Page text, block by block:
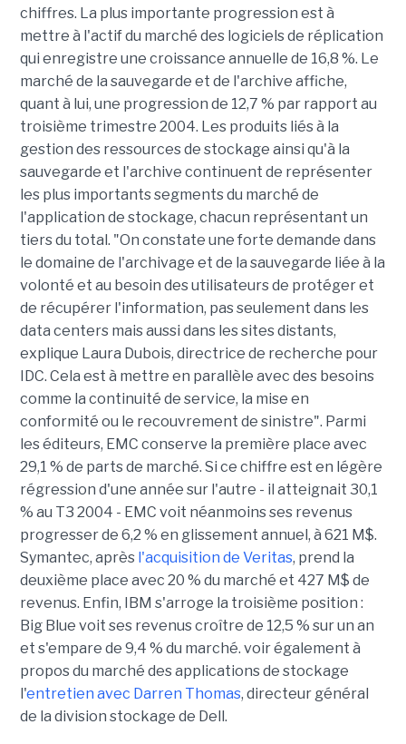
chiffres. La plus importante progression est à
mettre à l'actif du marché des logiciels de réplication
qui enregistre une croissance annuelle de 16,8 %. Le
marché de la sauvegarde et de l'archive affiche,
quant à lui, une progression de 12,7 % par rapport au
troisième trimestre 2004. Les produits liés à la
gestion des ressources de stockage ainsi qu'à la
sauvegarde et l'archive continuent de représenter
les plus importants segments du marché de
l'application de stockage, chacun représentant un
tiers du total. "On constate une forte demande dans
le domaine de l'archivage et de la sauvegarde liée à la
volonté et au besoin des utilisateurs de protéger et
de récupérer l'information, pas seulement dans les
data centers mais aussi dans les sites distants,
explique Laura Dubois, directrice de recherche pour
IDC. Cela est à mettre en parallèle avec des besoins
comme la continuité de service, la mise en
conformité ou le recouvrement de sinistre". Parmi
les éditeurs, EMC conserve la première place avec
29,1 % de parts de marché. Si ce chiffre est en légère
régression d'une année sur l'autre - il atteignait 30,1
% au T3 2004 - EMC voit néanmoins ses revenus
progresser de 6,2 % en glissement annuel, à 621 M$.
Symantec, aprèsl'acquisition de Veritas, prend la
deuxième place avec 20 % du marché et 427 M$ de
revenus. Enfin, IBM s'arroge la troisième position :
Big Blue voit ses revenus croître de 12,5 % sur un an
et s'empare de 9,4 % du marché. voir également à
propos du marché des applications de stockage
l'entretien avec Darren Thomas, directeur général
de la division stockage de Dell.